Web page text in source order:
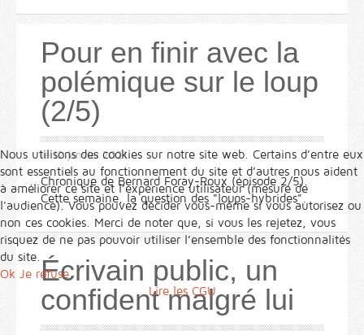
Pour en finir avec la
polémique sur le loup
(2/5)
le12 janvier 2021.
Chronique de Bernard Foray-Roux (épisode 2/5).
Cette semaine, la question des "loups-hybrides".
Écrivain public, un
confident malgré lui
Nous utilisons des cookies sur notre site web. Certains d’entre eux
sont essentiels au fonctionnement du site et d’autres nous aident
à améliorer ce site et l’expérience utilisateur (mesure de
l'audience). Vous pouvez décider vous-même si vous autorisez ou
non ces cookies. Merci de noter que, si vous les rejetez, vous
risquez de ne pas pouvoir utiliser l’ensemble des fonctionnalités
du site.
Ok Je refuse
Lire les CGU